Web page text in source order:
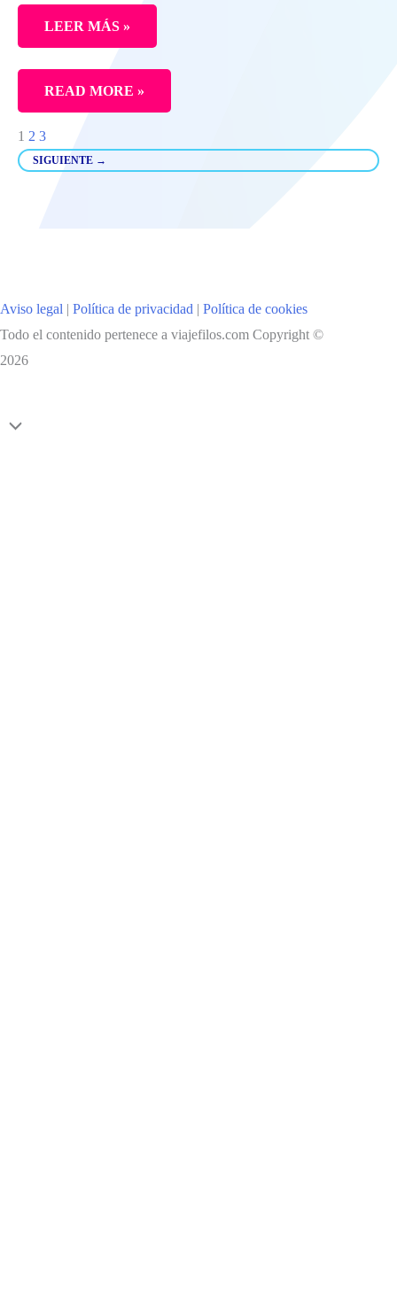
LEER MÁS »
LAS
CIUDADES
MÁS
BONITAS
CATANIA
READ MORE »
1 2 3
SIGUIENTE →
Aviso legal | Política de privacidad | Política de cookies
Todo el contenido pertenece a viajefilos.com Copyright ©
2026
Scroll